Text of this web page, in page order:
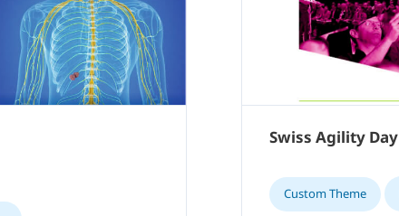
Swiss Agility Day
Custom Theme